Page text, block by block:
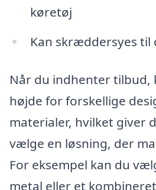
køretøj
Kan skræddersyes til
Når du indhenter tilbud,
højde for forskellige
materialer, hvilket giver
vælge en løsning, der
For eksempel kan du
metal eller et